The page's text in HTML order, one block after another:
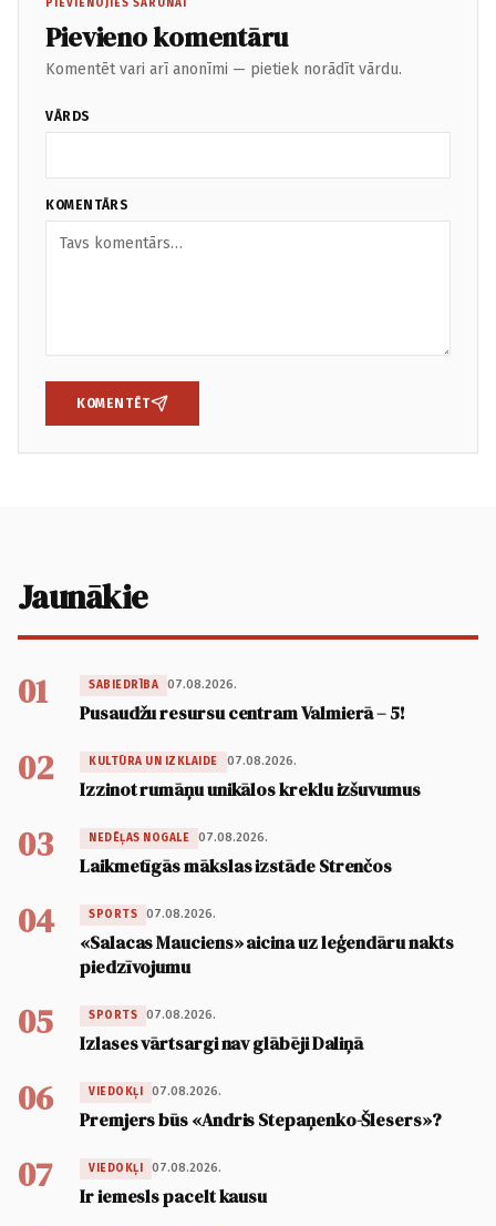
PIEVIENOJIES SARUNAI
Pievieno komentāru
Komentēt vari arī anonīmi — pietiek norādīt vārdu.
VĀRDS
KOMENTĀRS
KOMENTĒT
Jaunākie
01 SABIEDRĪBA 07.08.2026.
Pusaudžu resursu centram Valmierā – 5!
02 KULTŪRA UN IZKLAIDE 07.08.2026.
Izzinot rumāņu unikālos kreklu izšuvumus
03 NEDĒĻAS NOGALE 07.08.2026.
Laikmetīgās mākslas izstāde Strenčos
04 SPORTS 07.08.2026.
«Salacas Mauciens» aicina uz leģendāru nakts
piedzīvojumu
05 SPORTS 07.08.2026.
Izlases vārtsargi nav glābēji Daliņā
06 VIEDOKĻI 07.08.2026.
Premjers būs «Andris Stepaņenko-Šlesers»?
07 VIEDOKĻI 07.08.2026.
Ir iemesls pacelt kausu